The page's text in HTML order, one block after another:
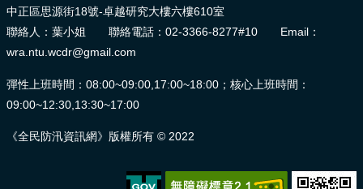
中正區思源街18號-卓越研究大樓六樓610室
聯絡人：葉小姐 聯絡電話：02-3366-8277#10 Email：
wra.ntu.wcdr@gmail.com
彈性上班時間：08:00~09:00,17:00~18:00；核心上班時間：
09:00~12:30,13:30~17:00
《全民防汛資訊網》版權所有 © 2022